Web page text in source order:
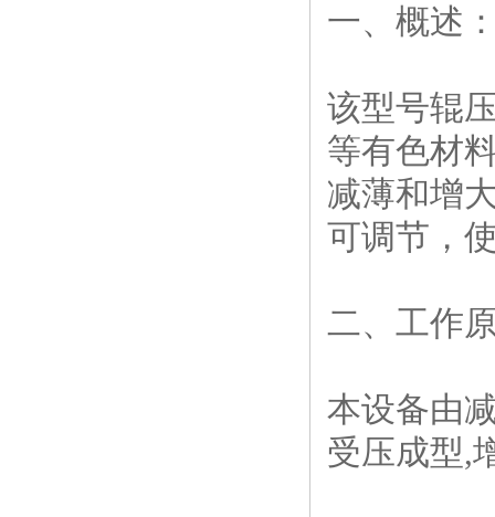
一、概述
该型号辊
等有色材
减薄和增
可调节，
二、工作
本设备由
受压成型,